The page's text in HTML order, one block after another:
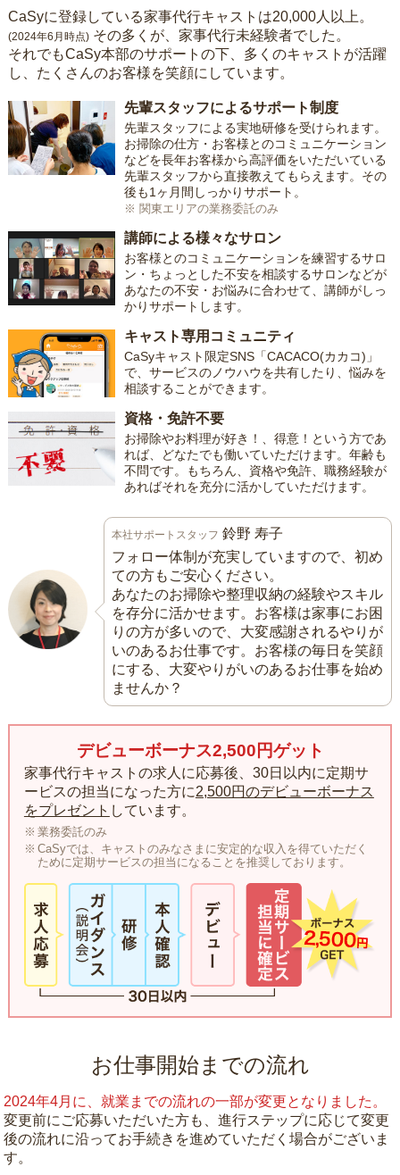
CaSyに登録している家事代行キャストは20,000人以上。
(2024年6月時点) その多くが、家事代行未経験者でした。
それでもCaSy本部のサポートの下、多くのキャストが活躍
し、たくさんのお客様を笑顔にしています。
先輩スタッフによるサポート制度
先輩スタッフによる実地研修を受けられます。
お掃除の仕方・お客様とのコミュニケーション
などを長年お客様から高評価をいただいている
先輩スタッフから直接教えてもらえます。その
後も1ヶ月間しっかりサポート。
※ 関東エリアの業務委託のみ
講師による様々なサロン
お客様とのコミュニケーションを練習するサロ
ン・ちょっとした不安を相談するサロンなどが
あなたの不安・お悩みに合わせて、講師がしっ
かりサポートします。
キャスト専用コミュニティ
CaSyキャスト限定SNS「CACACO(カカコ)」
で、サービスのノウハウを共有したり、悩みを
相談することができます。
資格・免許不要
お掃除やお料理が好き！、得意！という方であ
れば、どなたでも働いていただけます。年齢も
不問です。もちろん、資格や免許、職務経験が
あればそれを充分に活かしていただけます。
本社サポートスタッフ 鈴野 寿子
フォロー体制が充実していますので、初め
ての方もご安心ください。
あなたのお掃除や整理収納の経験やスキル
を存分に活かせます。お客様は家事にお困
りの方が多いので、大変感謝されるやりが
いのあるお仕事です。お客様の毎日を笑顔
にする、大変やりがいのあるお仕事を始め
ませんか？
デビューボーナス2,500円ゲット
家事代行キャストの求人に応募後、30日以内に定期サ
ービスの担当になった方に2,500円のデビューボーナス
をプレゼント しています。
業務委託のみ
CaSyでは、キャストのみなさまに安定的な収入を得ていただく
ために定期サービスの担当になることを推奨しております。
お仕事開始までの流れ
2024年4月に、就業までの流れの一部が変更となりました。
変更前にご応募いただいた方も、進行ステップに応じて変更
後の流れに沿ってお手続きを進めていただく場合がございま
す。